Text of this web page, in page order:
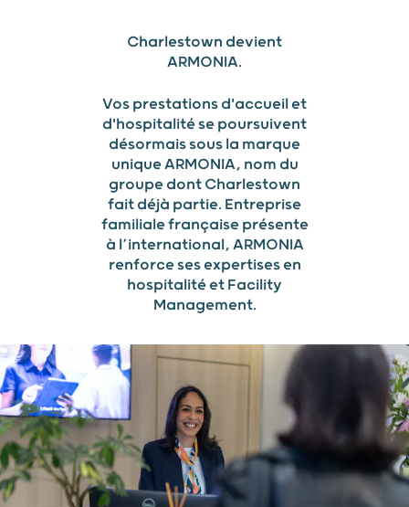
Charlestown devient
ARMONIA.
Vos prestations d'accueil et
d'hospitalité se poursuivent
désormais sous la marque
unique ARMONIA, nom du
groupe dont Charlestown
fait déjà partie. Entreprise
familiale française présente
à l’international, ARMONIA
renforce ses expertises en
hospitalité et Facility
Management.